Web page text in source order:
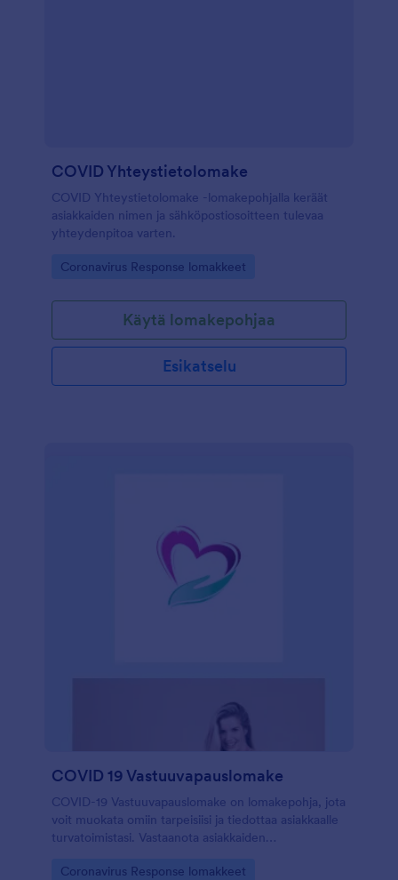
COVID Yhteystietolomake
COVID Yhteystietolomake -lomakepohjalla keräät
asiakkaiden nimen ja sähköpostiosoitteen tulevaa
yhteydenpitoa varten.
Go to Category:
Coronavirus Response lomakkeet
Käytä lomakepohjaa
Esikatselu
COVID 19 Vastuuvapauslomake
COVID-19 Vastuuvapauslomake on lomakepohja, jota
voit muokata omiin tarpeisiisi ja tiedottaa asiakkaalle
turvatoimistasi. Vastaanota asiakkaiden
Go to Category:
Coronavirus Response lomakkeet